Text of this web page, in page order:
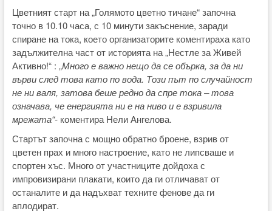
Цветният старт на „Голямото цветно тичане“ започна
точно в 10.10 часа, с 10 минути закъснение, заради
спиране на тока, което организаторите коментираха като
задължителна част от историята на „Нестле за Живей
Активно!“ : „Много е важно нещо да се обърка, за да ни
върви след това като по вода. Този път по случайност
не ни валя, затова беше редно да спре тока – това
означава, че енергията ни е на ниво и е взривила
мрежата“- коментира Нели Ангелова.
Стартът започна с мощно обратно броене, взрив от
цветен прах и много настроение, като не липсваше и
спортен хъс. Много от участниците дойдоха с
импровизирани плакати, които да ги отличават от
останалите и да надъхват техните фенове да ги
аплодират.